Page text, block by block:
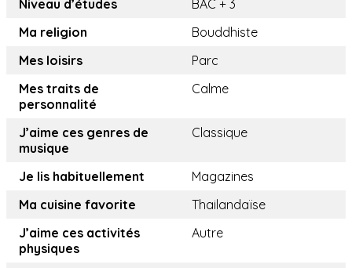
Niveau d’études
BAC + 3
Ma religion
Bouddhiste
Mes loisirs
Parc
Mes traits de
personnalité
Calme
J’aime ces genres de
musique
Classique
Je lis habituellement
Magazines
Ma cuisine favorite
Thailandaïse
J’aime ces activités
physiques
Autre